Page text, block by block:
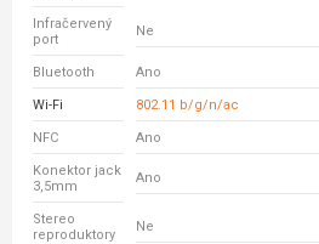
Infračervený
port
Ne
Bluetooth Ano
Wi-Fi 802.11 b/g/n/ac
NFC Ano
Konektor jack
3,5mm
Ano
Stereo
reproduktory
Ne